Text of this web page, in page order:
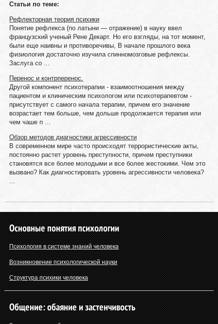
Статьи по теме:
Рефлекторная теория психики
Понятие рефлекса (по латыни — отражение) в науку ввел
французский ученый Рене Декарт. Но его взгляды, на тот момент,
были еще наивны и противоречивы, В начале прошлого века
физиология достаточно изучила спинномозговые рефлексы.
Заслуга со ...
Перенос и контрперенос.
Другой компонент психотерапии - взаимоотношения между
пациентом и клиническим психологом или психотерапевтом -
присутствует с самого начала терапии, причем его значение
возрастает тем больше, чем дольше продолжается терапия или
чем чаше п ...
Обзор методов диагностики агрессивности
В современном мире часто происходят террористические акты,
постоянно растет уровень преступности, причем преступники
становятся все более молодыми и все более жестокими. Чем это
вызвано? Как диагностировать уровень агрессивности человека?
...
Основные понятия психологии
Психология в системе знаний человека
Возникновение психологической науки
Структура психики человека
Общение: обаяние и застенчивость